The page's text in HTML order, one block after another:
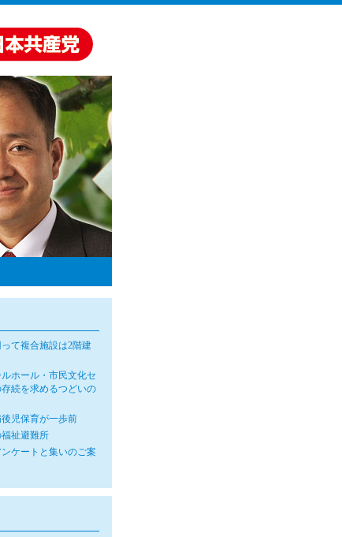
って複合施設は2階建
ルホール・市民文化セ
続を求めるつどいの
児保育が一歩前
祉避難所
ケートと集いのご案